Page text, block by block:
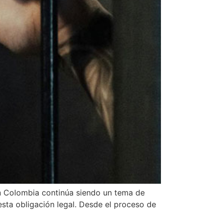
continúa siendo un tema de
obligación legal. Desde el proceso de